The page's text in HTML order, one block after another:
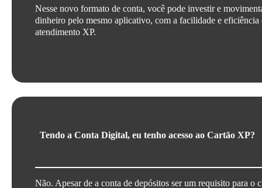
Nesse novo formato de conta, você pode investir e
dinheiro pelo mesmo aplicativo, com a facilidade e eficiência
atendimento XP.
Tendo a Conta Digital, eu tenho acesso ao Cartão XP?
Não. Apesar de a conta de depósitos ser um requisito para o